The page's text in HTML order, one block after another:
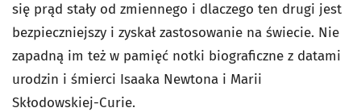
się prąd stały od zmiennego i dlaczego ten drugi jest
bezpieczniejszy i zyskał zastosowanie na świecie. Nie
zapadną im też w pamięć notki biograficzne z datami
urodzin i śmierci Isaaka Newtona i Marii
Skłodowskiej-Curie.